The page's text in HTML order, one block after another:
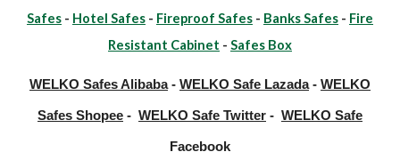
Safes - Hotel Safes - Fireproof Safes - Banks Safes - Fire
Resistant Cabinet - Safes Box
WELKO Safes Alibaba- WELKO Safe Lazada- WELKO
Safes Shopee - WELKO Safe Twitter - WELKO Safe
Facebook